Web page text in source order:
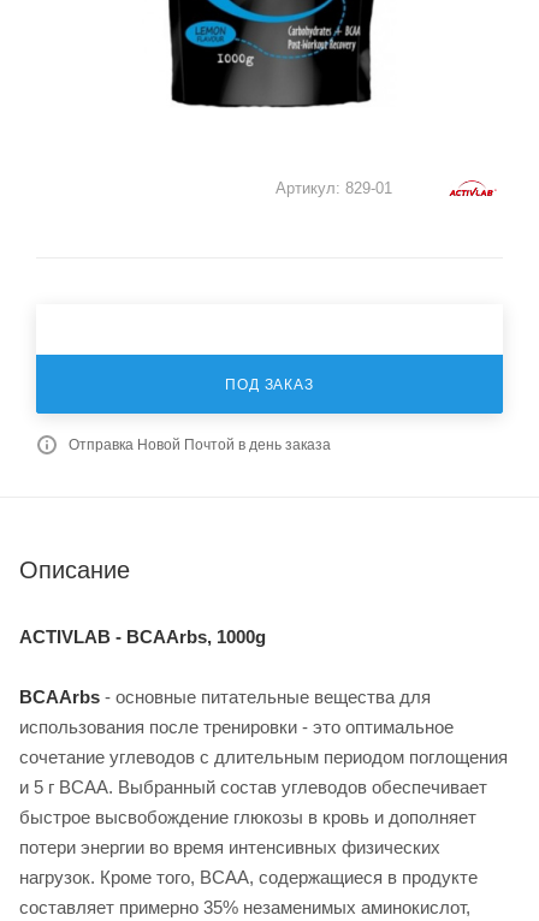
Артикул: 829-01
ПОД ЗАКАЗ
Отправка Новой Почтой в день заказа
Описание
ACTIVLAB - BCAArbs, 1000g
BCAArbs - основные питательные вещества для
использования после тренировки - это оптимальное
сочетание углеводов с длительным периодом поглощения
и 5 г BCAA. Выбранный состав углеводов обеспечивает
быстрое высвобождение глюкозы в кровь и дополняет
потери энергии во время интенсивных физических
нагрузок. Кроме того, ВСАА, содержащиеся в продукте
составляет примерно 35% незаменимых аминокислот,